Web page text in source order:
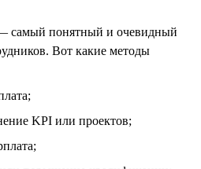
самый понятный и очевидный
Вот какие методы
KPI или проектов;